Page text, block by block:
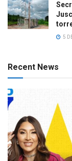
5
Recent News